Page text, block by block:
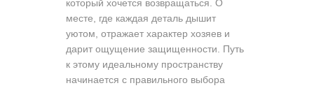
который хочется возвращаться. О
месте, где каждая деталь дышит
уютом, отражает характер хозяев и
дарит ощущение защищенности. Путь
к этому идеальному пространству
начинается с правильного выбора